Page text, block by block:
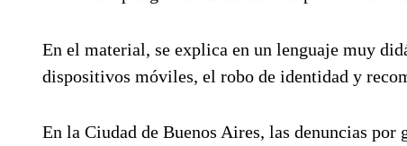
En el material, se explica en un lenguaje muy
dispositivos móviles, el robo de identidad y
En la Ciudad de Buenos Aires, las denuncias